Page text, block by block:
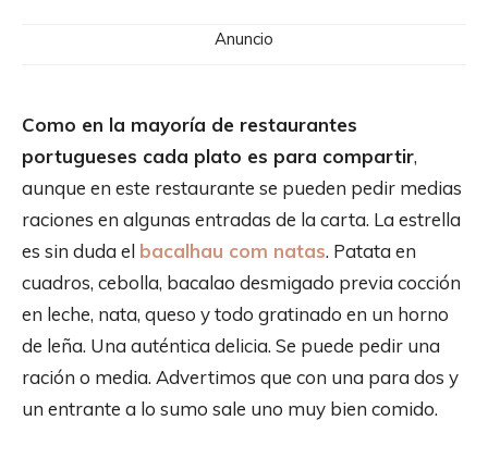
Anuncio
Como en la mayoría de restaurantes
portugueses cada plato es para compartir,
aunque en este restaurante se pueden pedir medias
raciones en algunas entradas de la carta. La estrella
es sin duda el bacalhau com natas. Patata en
cuadros, cebolla, bacalao desmigado previa cocción
en leche, nata, queso y todo gratinado en un horno
de leña. Una auténtica delicia. Se puede pedir una
ración o media. Advertimos que con una para dos y
un entrante a lo sumo sale uno muy bien comido.